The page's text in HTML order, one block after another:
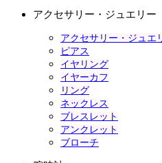
アクセサリー・ジュエリー
アクセサリー・ジュエ
ピアス
イヤリング
イヤーカフ
リング
ネックレス
ブレスレット
アンクレット
ブローチ